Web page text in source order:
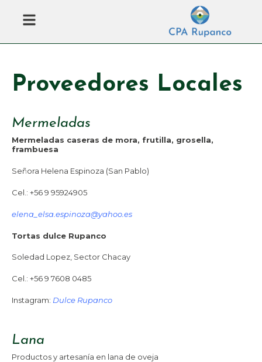
Menú
Proveedores Locales
Mermeladas
Mermeladas caseras de mora, frutilla, grosella,
frambuesa
Señora Helena Espinoza (San Pablo)
Cel.: +56 9 95924905
elena_elsa.espinoza@yahoo.es
Tortas dulce Rupanco
Soledad Lopez, Sector Chacay
Cel.: +56 9 7608 0485
Instagram: Dulce Rupanco
Lana
Productos y artesanía en lana de oveja